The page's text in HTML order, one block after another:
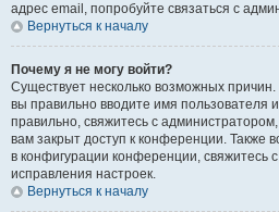
адрес email, попробуйте связаться с
Вернуться к началу
Почему я не могу войти?
Существует несколько возможных
вы правильно вводите имя пользователя
правильно, свяжитесь с
вам закрыт доступ к конференции. Также
в конфигурации конференции, свяжитесь
исправления настроек.
Вернуться к началу